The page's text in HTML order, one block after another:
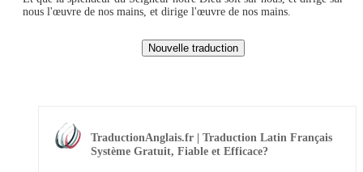
nous l'œuvre de nos mains, et dirige l'œuvre de nos mains.
TraductionAnglais.fr | Traduction Latin Français
Système Gratuit, Fiable et Efficace?